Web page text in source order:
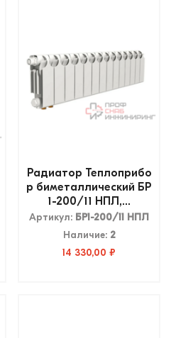
Радиатор Теплоприбо
р биметаллический БР
1-200/11 НПЛ,...
Артикул: БР1-200/11 НПЛ
Наличие: 2
14 330,00 ₽